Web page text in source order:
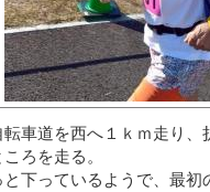
車道を西へ１ｋｍ走り、
ろを走る。
下っているようで、最初